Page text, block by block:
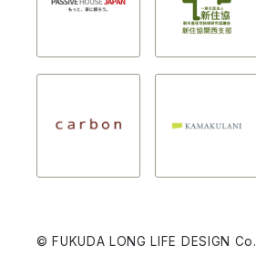
© FUKUDA LONG LIFE DESIGN